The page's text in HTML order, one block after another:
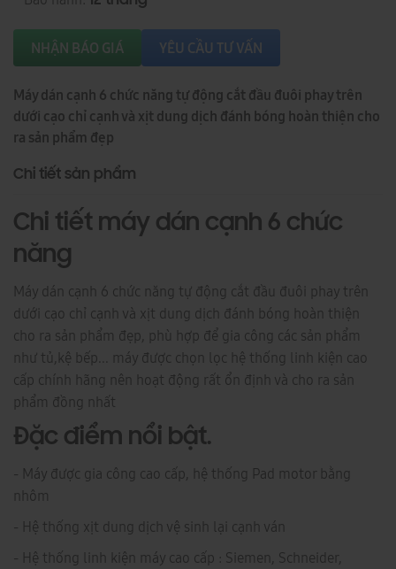
NHẬN BÁO GIÁ YÊU CẦU TƯ VẤN
Máy dán cạnh 6 chức năng tự động cắt đầu đuôi phay trên
dưới cạo chỉ cạnh và xịt dung dịch đánh bóng hoàn thiện cho
ra sản phẩm đẹp
Chi tiết sản phẩm
Chi tiết máy dán cạnh 6 chức
năng
Máy dán cạnh 6 chức năng tự động cắt đầu đuôi phay trên
dưới cạo chỉ cạnh và xịt dung dịch đánh bóng hoàn thiện
cho ra sản phẩm đẹp, phù hợp để gia công các sản phẩm
như tủ,kệ bếp... máy được chọn lọc hệ thống linh kiện cao
cấp chính hãng nên hoạt động rất ổn định và cho ra sản
phẩm đồng nhất
Đặc điểm nổi bật.
- Máy được gia công cao cấp, hệ thống Pad motor bằng
nhôm
- Hệ thống xịt dung dịch vệ sinh lại cạnh ván
- Hệ thống linh kiện máy cao cấp : Siemen, Schneider,